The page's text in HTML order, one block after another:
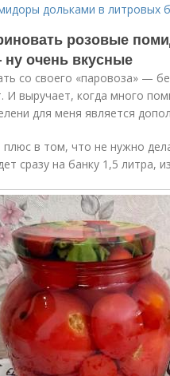
дольками в литровых
розовые
очень вкусные
со своего «паровоза» —
И выручает, когда много
для меня является
в том, что не нужно
сразу на банку 1,5 литра,